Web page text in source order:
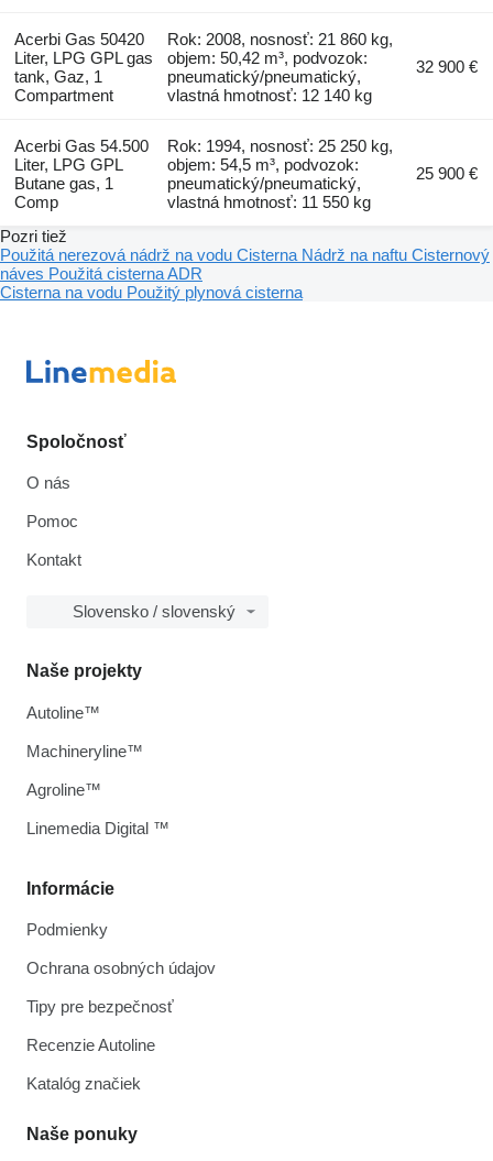
Acerbi Gas 50420
Liter, LPG GPL gas
tank, Gaz, 1
Compartment
Rok: 2008, nosnosť: 21 860 kg,
objem: 50,42 m³, podvozok:
pneumatický/pneumatický,
vlastná hmotnosť: 12 140 kg
32 900 €
Acerbi Gas 54.500
Liter, LPG GPL
Butane gas, 1
Comp
Rok: 1994, nosnosť: 25 250 kg,
objem: 54,5 m³, podvozok:
pneumatický/pneumatický,
vlastná hmotnosť: 11 550 kg
25 900 €
Pozri tiež
Použitá nerezová nádrž na vodu Cisterna Nádrž na naftu Cisternový
náves Použitá cisterna ADR
Cisterna na vodu Použitý plynová cisterna
Spoločnosť
O nás
Pomoc
Kontakt
Slovensko / slovenský
Informácie
Podmienky
Ochrana osobných údajov
Tipy pre bezpečnosť
Recenzie Autoline
Katalóg značiek
Naše ponuky
Naše projekty
Autoline™
Machineryline™
Agroline™
Linemedia Digital ™